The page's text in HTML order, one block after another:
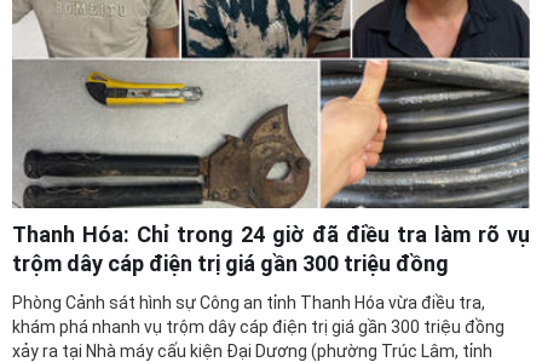
Thanh Hóa: Chỉ trong 24 giờ đã điều tra làm rõ vụ
trộm dây cáp điện trị giá gần 300 triệu đồng
Phòng Cảnh sát hình sự Công an tỉnh Thanh Hóa vừa điều tra,
khám phá nhanh vụ trộm dây cáp điện trị giá gần 300 triệu đồng
xảy ra tại Nhà máy cấu kiện Đại Dương (phường Trúc Lâm, tỉnh
Thanh Hóa), bắt giữ 3 đối tượng trộm cắp tài sản và tiêu thụ tài